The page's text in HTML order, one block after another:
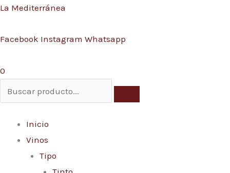
Ir
contenido
La Mediterránea
Facebook Instagram Whatsapp
0
Inicio
Vinos
Tipo
Menú